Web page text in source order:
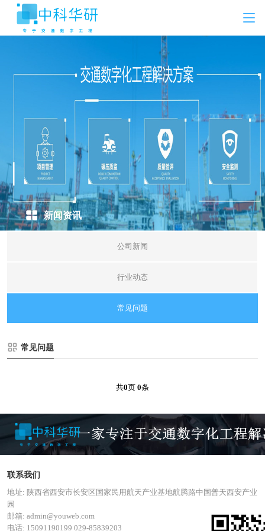
新闻资讯
公司新闻
行业动态
常见问题
常见问题
共0页 0条
联系我们
地址: 陕西省西安市长安区国家民用航天产业基地航腾路中国普天西安产业
园
邮箱: admin@youweb.com
电话: 15091190199 029-85839203